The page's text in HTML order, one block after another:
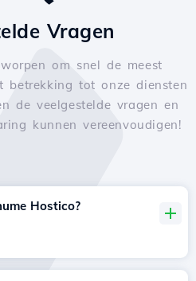
Vragen
om snel de meest
betrekking tot onze diensten
de veelgestelde vragen en
kunnen vereenvoudigen!
Hostico?